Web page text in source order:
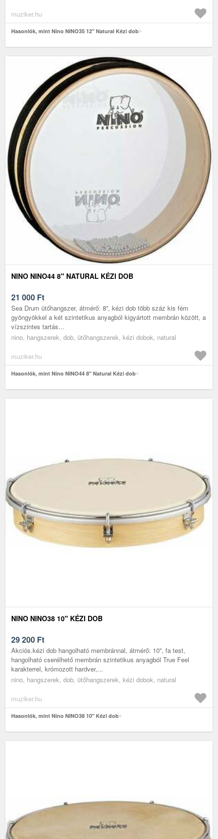
muziker.hu
Hasonlók, mint Nino NINO35 12" Natural Kézi dob
NINO NINO44 8" NATURAL KÉZI DOB
21 000 Ft
Sea Drum ütőhangszer, átmérő: 8'', kézi dob több száz kis fém
gyöngyökkel a két szintetikus anyagból kigyártott membrán között, a
vízszintes tartás...
nino, hangszerek, dob, ütőhangszerek, kézi dobok, natural
muziker.hu
Hasonlók, mint Nino NINO44 8" Natural Kézi dob
NINO NINO38 10" KÉZI DOB
29 200 Ft
Akciós.kézi dob hangolható membránnal, átmérő: 10'', fa test,
hangolható cserélhető membrán szintetikus anyagból True Feel
karakterrel, krómozott hardver,...
nino, hangszerek, dob, ütőhangszerek, kézi dobok, natural
muziker.hu
Hasonlók, mint Nino NINO38 10" Kézi dob